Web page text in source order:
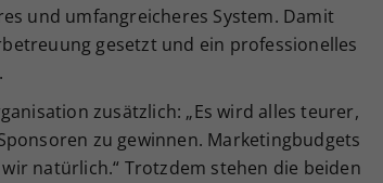
und umfangreicheres System. Damit
gesetzt und ein professionelles
zusätzlich: „Es wird alles teurer,
zu gewinnen. Marketingbudgets
natürlich.“ Trotzdem stehen die beiden